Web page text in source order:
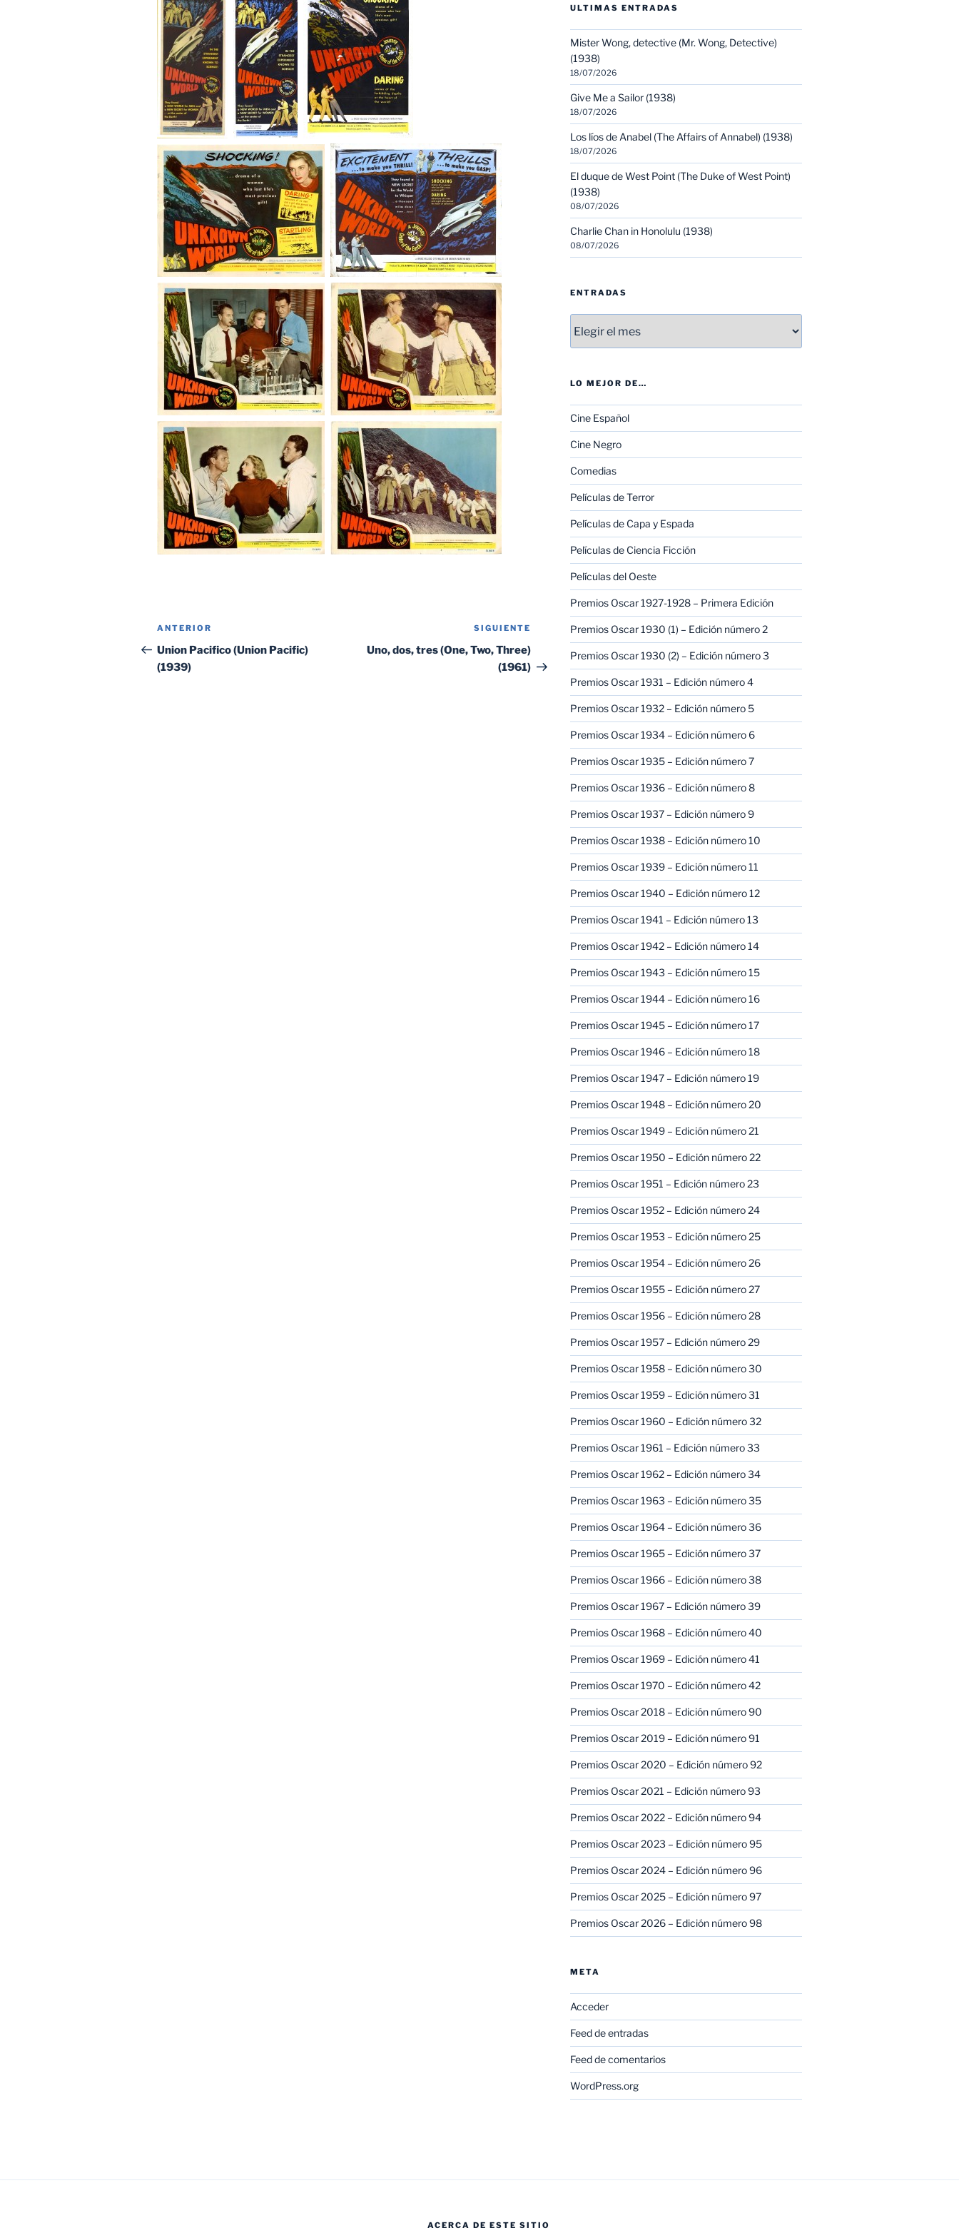
Navegación
de
entradas
Entrada
anterior:
ANTERIOR
Union Pacifico (Union Pacific)
(1939)
Siguiente
entrada
SIGUIENTE
Uno, dos, tres (One, Two, Three)
(1961)
ULTIMAS ENTRADAS
Mister Wong, detective (Mr. Wong, Detective)
(1938)
18/07/2026
Give Me a Sailor (1938)
18/07/2026
Los líos de Anabel (The Affairs of Annabel) (1938)
18/07/2026
El duque de West Point (The Duke of West Point)
(1938)
08/07/2026
Charlie Chan in Honolulu (1938)
08/07/2026
ENTRADAS
LO MEJOR DE…
Cine Español
Cine Negro
Comedias
Películas de Terror
Películas de Capa y Espada
Películas de Ciencia Ficción
Películas del Oeste
Premios Oscar 1927-1928 – Primera Edición
Premios Oscar 1930 (1) – Edición número 2
Premios Oscar 1930 (2) – Edición número 3
Premios Oscar 1931 – Edición número 4
Premios Oscar 1932 – Edición número 5
Premios Oscar 1934 – Edición número 6
Premios Oscar 1935 – Edición número 7
Premios Oscar 1936 – Edición número 8
Premios Oscar 1937 – Edición número 9
Premios Oscar 1938 – Edición número 10
Premios Oscar 1939 – Edición número 11
Premios Oscar 1940 – Edición número 12
Premios Oscar 1941 – Edición número 13
Premios Oscar 1942 – Edición número 14
Premios Oscar 1943 – Edición número 15
Premios Oscar 1944 – Edición número 16
Premios Oscar 1945 – Edición número 17
Premios Oscar 1946 – Edición número 18
Premios Oscar 1947 – Edición número 19
Premios Oscar 1948 – Edición número 20
Premios Oscar 1949 – Edición número 21
Premios Oscar 1950 – Edición número 22
Premios Oscar 1951 – Edición número 23
Premios Oscar 1952 – Edición número 24
Premios Oscar 1953 – Edición número 25
Premios Oscar 1954 – Edición número 26
Premios Oscar 1955 – Edición número 27
Premios Oscar 1956 – Edición número 28
Premios Oscar 1957 – Edición número 29
Premios Oscar 1958 – Edición número 30
Premios Oscar 1959 – Edición número 31
Premios Oscar 1960 – Edición número 32
Premios Oscar 1961 – Edición número 33
Premios Oscar 1962 – Edición número 34
Premios Oscar 1963 – Edición número 35
Premios Oscar 1964 – Edición número 36
Premios Oscar 1965 – Edición número 37
Premios Oscar 1966 – Edición número 38
Premios Oscar 1967 – Edición número 39
Premios Oscar 1968 – Edición número 40
Premios Oscar 1969 – Edición número 41
Premios Oscar 1970 – Edición número 42
Premios Oscar 2018 – Edición número 90
Premios Oscar 2019 – Edición número 91
Premios Oscar 2020 – Edición número 92
Premios Oscar 2021 – Edición número 93
Premios Oscar 2022 – Edición número 94
Premios Oscar 2023 – Edición número 95
Premios Oscar 2024 – Edición número 96
Premios Oscar 2025 – Edición número 97
Premios Oscar 2026 – Edición número 98
META
Acceder
Feed de entradas
Feed de comentarios
WordPress.org
ACERCA DE ESTE SITIO